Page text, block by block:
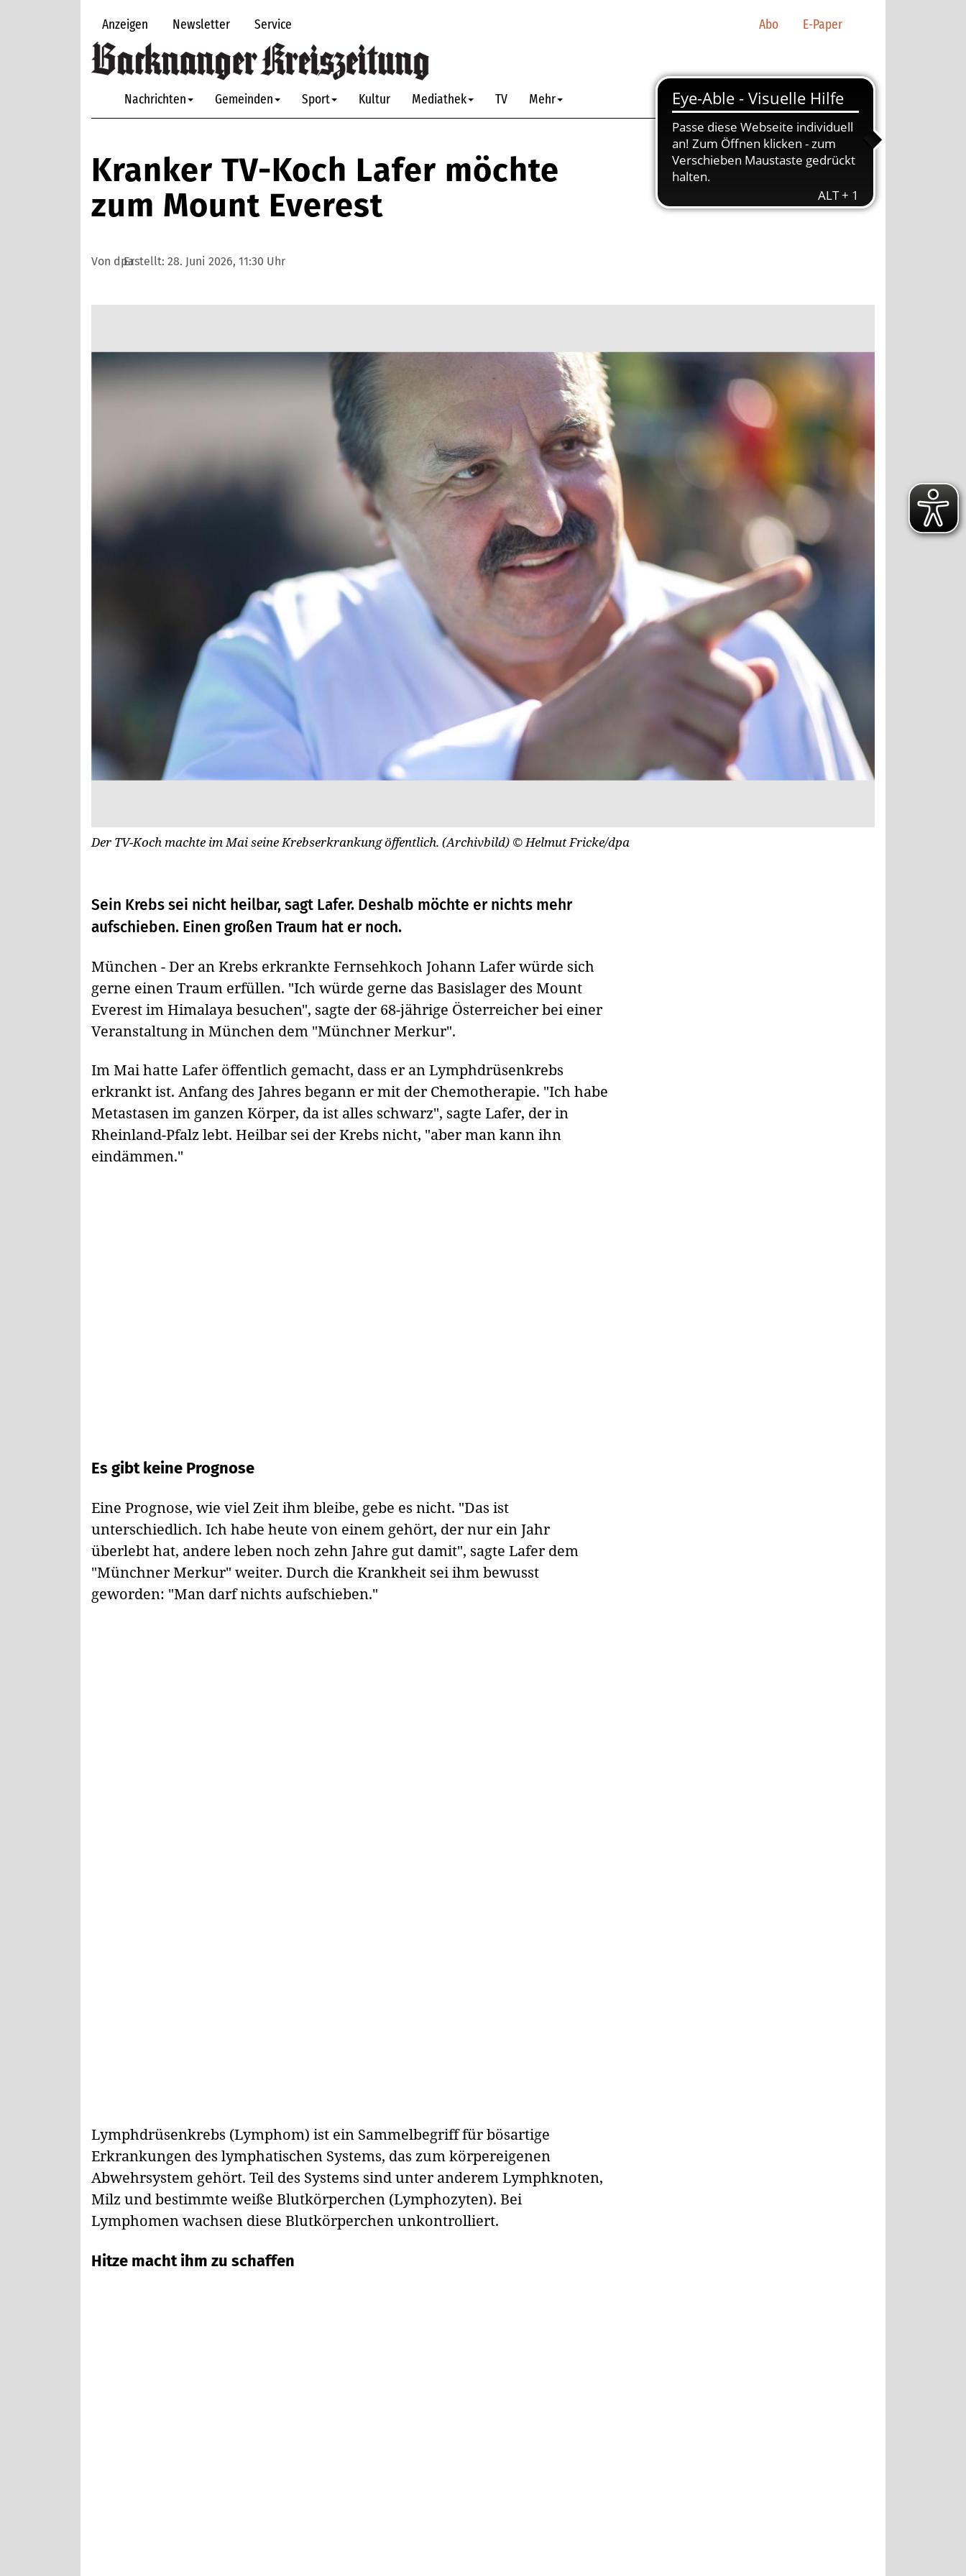
Anzeigen Newsletter Service Abo E-Paper
Nachrichten Gemeinden Sport Kultur Mediathek TV Mehr
Kranker TV-Koch Lafer möchte
zum Mount Everest
Von dpaErstellt: 28. Juni 2026, 11:30 Uhr
Der TV-Koch machte im Mai seine Krebserkrankung öffentlich. (Archivbild) © Helmut Fricke/dpa
Sein Krebs sei nicht heilbar, sagt Lafer. Deshalb möchte er nichts mehr
aufschieben. Einen großen Traum hat er noch.
München - Der an Krebs erkrankte Fernsehkoch Johann Lafer würde sich
gerne einen Traum erfüllen. "Ich würde gerne das Basislager des Mount
Everest im Himalaya besuchen", sagte der 68-jährige Österreicher bei einer
Veranstaltung in München dem "Münchner Merkur".
Im Mai hatte Lafer öffentlich gemacht, dass er an Lymphdrüsenkrebs
erkrankt ist. Anfang des Jahres begann er mit der Chemotherapie. "Ich habe
Metastasen im ganzen Körper, da ist alles schwarz", sagte Lafer, der in
Rheinland-Pfalz lebt. Heilbar sei der Krebs nicht, "aber man kann ihn
eindämmen."
Es gibt keine Prognose
Eine Prognose, wie viel Zeit ihm bleibe, gebe es nicht. "Das ist
unterschiedlich. Ich habe heute von einem gehört, der nur ein Jahr
überlebt hat, andere leben noch zehn Jahre gut damit", sagte Lafer dem
"Münchner Merkur" weiter. Durch die Krankheit sei ihm bewusst
geworden: "Man darf nichts aufschieben."
Lymphdrüsenkrebs (Lymphom) ist ein Sammelbegriff für bösartige
Erkrankungen des lymphatischen Systems, das zum körpereigenen
Abwehrsystem gehört. Teil des Systems sind unter anderem Lymphknoten,
Milz und bestimmte weiße Blutkörperchen (Lymphozyten). Bei
Lymphomen wachsen diese Blutkörperchen unkontrolliert.
Hitze macht ihm zu schaffen